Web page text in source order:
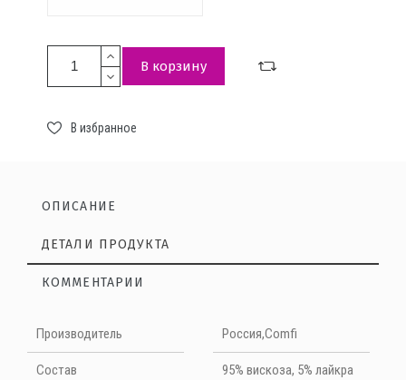
В корзину
В избранное
ОПИСАНИЕ
ДЕТАЛИ ПРОДУКТА
КОММЕНТАРИИ
в лаконичном дизайне
Производитель Россия,Comfi
Cостав 95% вискоза, 5% лайкра
Нет отзывов на данный момент
НАПИШИТЕ ОТЗЫВ